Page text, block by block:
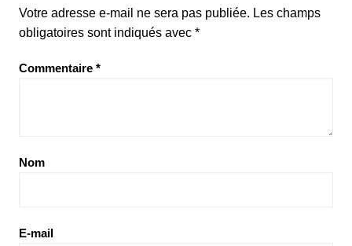
Votre adresse e-mail ne sera pas publiée. Les champs
obligatoires sont indiqués avec *
Commentaire *
Nom
E-mail